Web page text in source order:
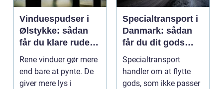
Vinduespudser i
Ølstykke: sådan
får du klare ruder
året rundt
Rene vinduer gør mere
end bare at pynte. De
giver mere lys i
Specialtransport i
Danmark: sådan
får du dit gods
sikkert frem
Specialtransport
handler om at flytte
gods, som ikke passer